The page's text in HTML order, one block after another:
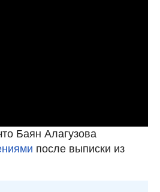
Баян Алагузова
после выписки из